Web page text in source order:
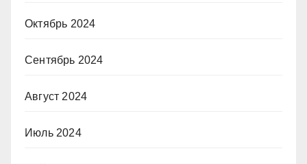
Октябрь 2024
Сентябрь 2024
Август 2024
Июль 2024